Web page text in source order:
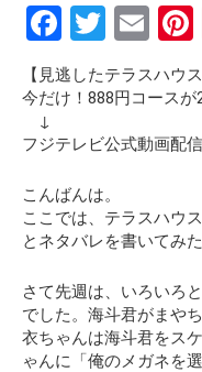
F
a
ce
b
o
o
k
T
wi
tt
er
E
m
ail
t
【見逃したテラスハウ
今だけ！888円コースが
↓
フジテレビ公式動画配
こんばんは。
ここでは、テラスハウ
とネタバレを書いてみ
さて先週は、いろいろ
でした。海斗君がまや
衣ちゃんは海斗君をス
ゃんに「俺のメガネを